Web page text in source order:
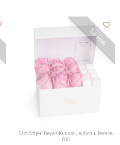
Tükendi
Dikdörtgen Beyaz Kutuda Jelibonlu Pembe
Gül